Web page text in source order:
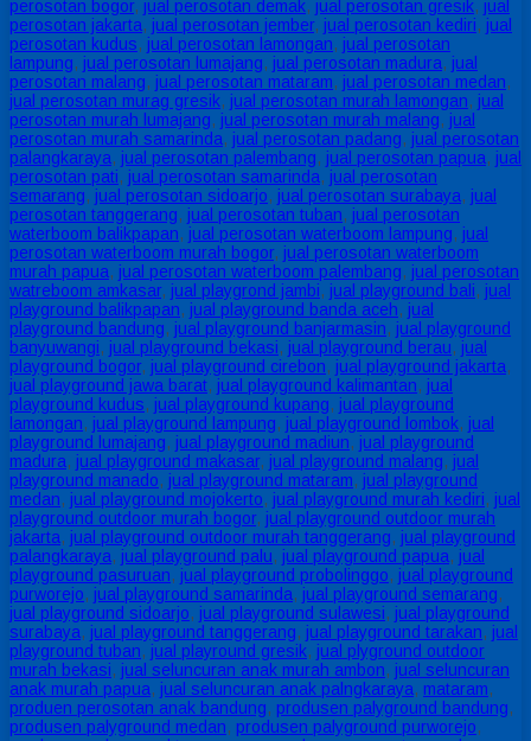
perosotan bogor, jual perosotan demak, jual perosotan gresik, jual
perosotan jakarta, jual perosotan jember, jual perosotan kediri, jual
perosotan kudus, jual perosotan lamongan, jual perosotan
lampung, jual perosotan lumajang, jual perosotan madura, jual
perosotan malang, jual perosotan mataram, jual perosotan medan,
jual perosotan murag gresik, jual perosotan murah lamongan, jual
perosotan murah lumajang, jual perosotan murah malang, jual
perosotan murah samarinda, jual perosotan padang, jual perosotan
palangkaraya, jual perosotan palembang, jual perosotan papua, jual
perosotan pati, jual perosotan samarinda, jual perosotan
semarang, jual perosotan sidoarjo, jual perosotan surabaya, jual
perosotan tanggerang, jual perosotan tuban, jual perosotan
waterboom balikpapan, jual perosotan waterboom lampung, jual
perosotan waterboom murah bogor, jual perosotan waterboom
murah papua, jual perosotan waterboom palembang, jual perosotan
watreboom amkasar, jual playgrond jambi, jual playground bali, jual
playground balikpapan, jual playground banda aceh, jual
playground bandung, jual playground banjarmasin, jual playground
banyuwangi, jual playground bekasi, jual playground berau, jual
playground bogor, jual playground cirebon, jual playground jakarta,
jual playground jawa barat, jual playground kalimantan, jual
playground kudus, jual playground kupang, jual playground
lamongan, jual playground lampung, jual playground lombok, jual
playground lumajang, jual playground madiun, jual playground
madura, jual playground makasar, jual playground malang, jual
playground manado, jual playground mataram, jual playground
medan, jual playground mojokerto, jual playground murah kediri, jual
playground outdoor murah bogor, jual playground outdoor murah
jakarta, jual playground outdoor murah tanggerang, jual playground
palangkaraya, jual playground palu, jual playground papua, jual
playground pasuruan, jual playground probolinggo, jual playground
purworejo, jual playground samarinda, jual playground semarang,
jual playground sidoarjo, jual playground sulawesi, jual playground
surabaya, jual playground tanggerang, jual playground tarakan, jual
playground tuban, jual playround gresik, jual plyground outdoor
murah bekasi, jual seluncuran anak murah ambon, jual seluncuran
anak murah papua, jual seluncuran anak palngkaraya, mataram,
produen perosotan anak bandung, produsen palyground bandung,
produsen palyground medan, produsen palyground purworejo,